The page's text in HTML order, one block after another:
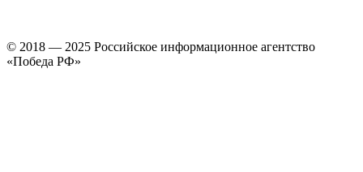
© 2018 — 2025 Российское информационное агентство
«Победа РФ»